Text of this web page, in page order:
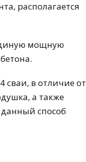
располагается
мощную
сваи, в отличие от
а также
способ